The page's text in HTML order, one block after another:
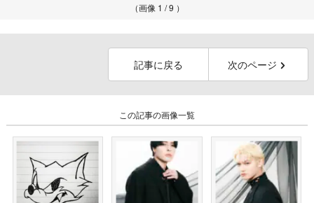
（画像 1 / 9 ）
記事に戻る 次のページ
この記事の画像一覧